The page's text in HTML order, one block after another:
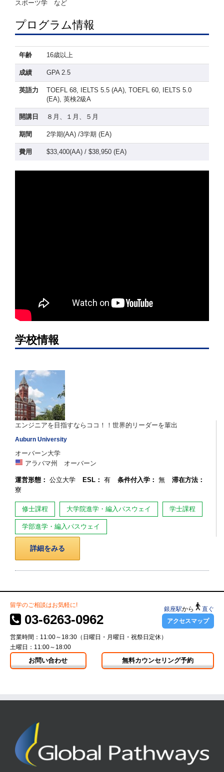
スポーツ学 など
プログラム情報
年齢 16歳以上
成績
英語力
TOEFL 68, IELTS 5.5 (AA), TOEFL 60, IELTS 5.0
(EA), 英検2級A
開講日 ８月、１月、５月
期間 2学期(AA) /3学期 (EA)
費用 $33,400(AA) / $38,950 (EA)
学校情報
エンジニアを目指すならココ！！世界的リーダーを輩出
Auburn University
オーバーン大学
アラバマ州 オーバーン
運営形態： 公立大学 有 条件付入学： 無
滞在方法：
寮
修士課程 大学院進学・編入パスウェイ 学士課程
学部進学・編入パスウェイ
詳細をみる
留学のご相談はお気軽に!
03-6263-0962
銀座駅から
直ぐ
アクセスマップ
営業時間：11:00～18:30（日曜日・月曜日・祝祭日定休）
土曜日：11:00～18:00
お問い合わせ 無料カウンセリング予約